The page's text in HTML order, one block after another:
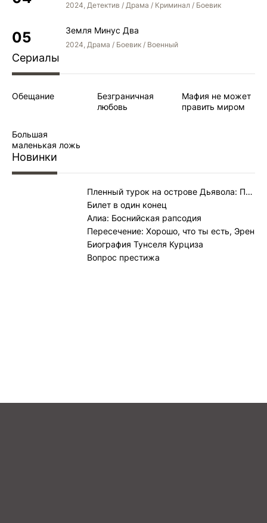
2024, Детектив / Драма / Криминал / Боевик
Земля Минус Два
2024, Драма / Боевик / Военный
Сериалы
Обещание
Безграничная
любовь
Мафия не может
править миром
Большая
маленькая ложь
Новинки
Пленный турок на острове Дьявола: Полицейский Джемиль
Билет в один конец
Алиа: Боснийская рапсодия
Пересечение: Хорошо, что ты есть, Эрен
Биография Тунселя Курциза
Вопрос престижа